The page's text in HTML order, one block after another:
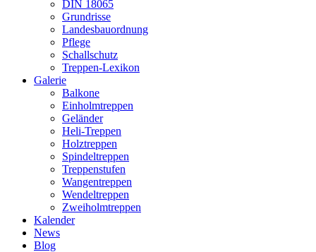
DIN 18065
Grundrisse
Landesbauordnung
Pflege
Schallschutz
Treppen-Lexikon
Galerie
Balkone
Einholmtreppen
Geländer
Heli-Treppen
Holztreppen
Spindeltreppen
Treppenstufen
Wangentreppen
Wendeltreppen
Zweiholmtreppen
Kalender
News
Blog